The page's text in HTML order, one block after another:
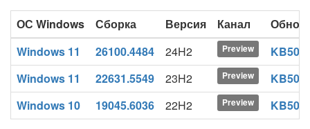
ОС Windows Сборка Версия Канал
Windows 11
26100.4484 24H2 Preview
Windows 11
22631.5549 23H2 Preview
Windows 10
19045.6036 22H2 Preview